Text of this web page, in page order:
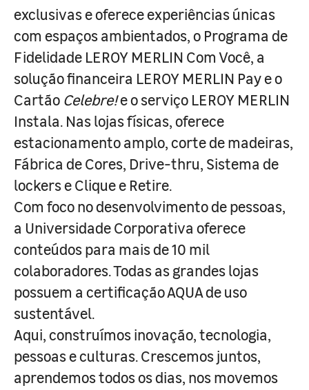
exclusivas e oferece experiências únicas
com espaços ambientados, o Programa de
Fidelidade LEROY MERLIN Com Você, a
solução financeira LEROY MERLIN Pay e o
Cartão Celebre!e o serviço LEROY MERLIN
Instala. Nas lojas físicas, oferece
estacionamento amplo, corte de madeiras,
Fábrica de Cores, Drive-thru, Sistema de
lockers e Clique e Retire.
Com foco no desenvolvimento de pessoas,
a Universidade Corporativa oferece
conteúdos para mais de 10 mil
colaboradores. Todas as grandes lojas
possuem a certificação AQUA de uso
sustentável.
Aqui, construímos inovação, tecnologia,
pessoas e culturas. Crescemos juntos,
aprendemos todos os dias, nos movemos